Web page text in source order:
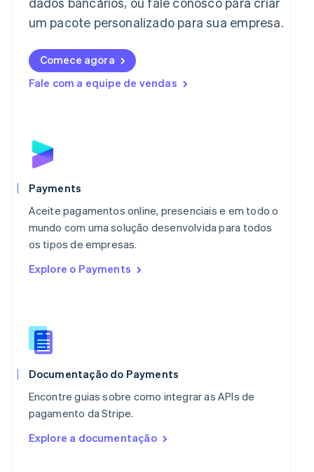
um pacote personalizado para sua empresa.
Comece agora
Fale com a equipe de vendas
Payments
Aceite pagamentos online, presenciais e em todo o
mundo com uma solução desenvolvida para todos
os tipos de empresas.
Explore o Payments
Documentação do Payments
Encontre guias sobre como integrar as APIs de
pagamento da Stripe.
Explore a documentação
Liechtenstein
Lituânia
English
Luxemburgo
English
Español
English
Nova Zelândia
English
Países Baixos
NederlandsEnglish
Português
RAE de Hong Kong, China
English
Reino Unido
República Tcheca
English
English